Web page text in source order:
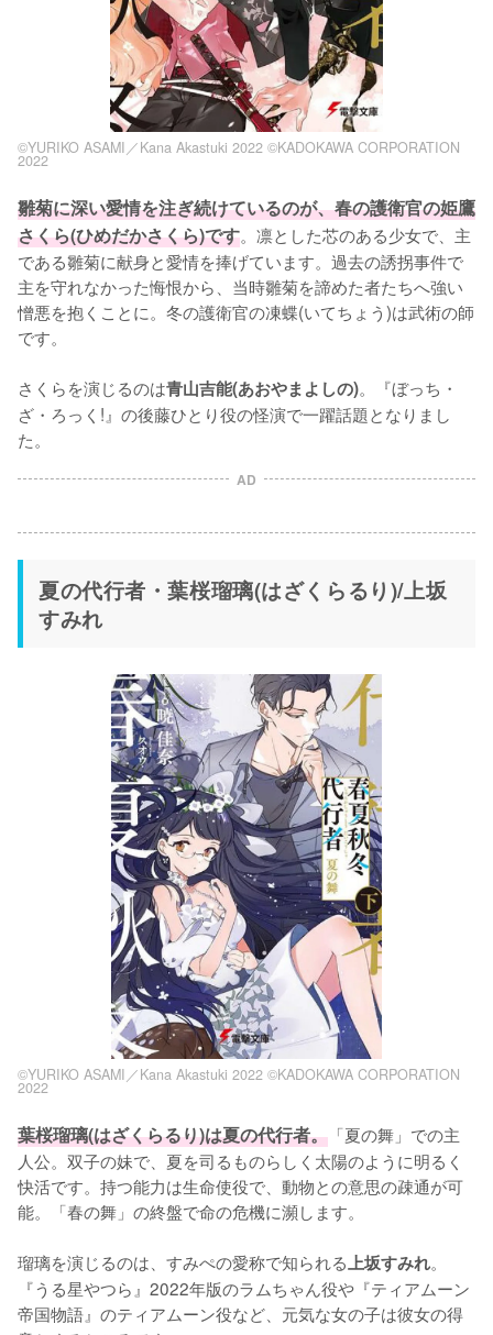
©YURIKO ASAMI／Kana Akastuki 2022 ©KADOKAWA CORPORATION
2022
雛菊に深い愛情を注ぎ続けているのが、春の護衛官の姫鷹
さくら(ひめだかさくら)です。凛とした芯のある少女で、主
である雛菊に献身と愛情を捧げています。過去の誘拐事件で
主を守れなかった悔恨から、当時雛菊を諦めた者たちへ強い
憎悪を抱くことに。冬の護衛官の凍蝶(いてちょう)は武術の師
です。
さくらを演じるのは青山吉能(あおやまよしの)。『ぼっち・
ざ・ろっく!』の後藤ひとり役の怪演で一躍話題となりまし
た。
AD
夏の代行者・葉桜瑠璃(はざくらるり)/上坂
すみれ
©YURIKO ASAMI／Kana Akastuki 2022 ©KADOKAWA CORPORATION
2022
葉桜瑠璃(はざくらるり)は夏の代行者。 「夏の舞」での主
人公。双子の妹で、夏を司るものらしく太陽のように明るく
快活です。持つ能力は生命使役で、動物との意思の疎通が可
能。「春の舞」の終盤で命の危機に瀕します。
瑠璃を演じるのは、すみぺの愛称で知られる上坂すみれ。
『うる星やつら』2022年版のラムちゃん役や『ティアムーン
帝国物語』のティアムーン役など、元気な女の子は彼女の得